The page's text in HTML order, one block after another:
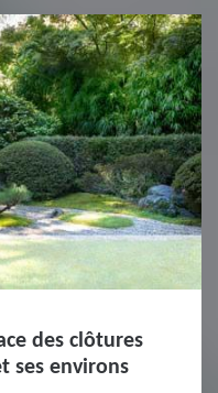
des clôtures
ses environs